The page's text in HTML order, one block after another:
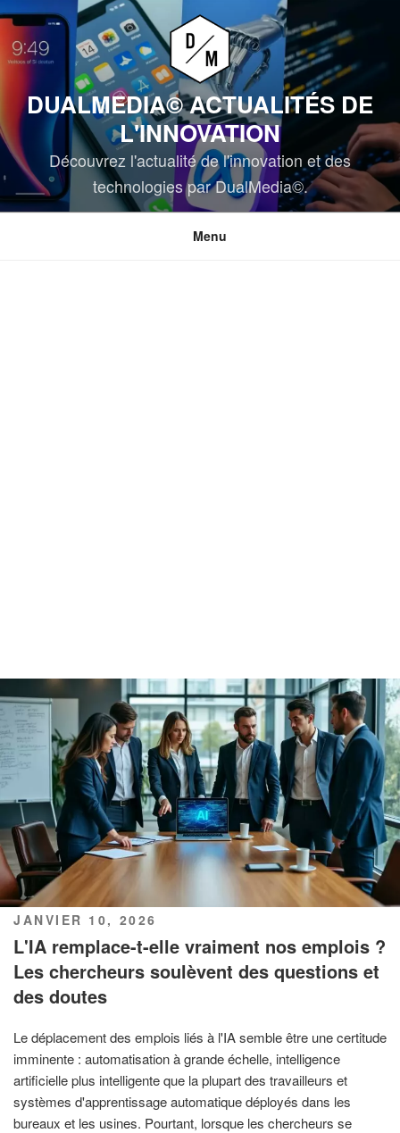
Aller
au
contenu
DUALMEDIA© ACTUALITÉS DE
L'INNOVATION
Découvrez l'actualité de l'innovation et des
technologies par DualMedia©.
Menu
PUBLIÉ
LE
JANVIER 10, 2026
L'IA remplace-t-elle vraiment nos emplois ?
Les chercheurs soulèvent des questions et
des doutes
Le déplacement des emplois liés à l'IA semble être une certitude
imminente : automatisation à grande échelle, intelligence
artificielle plus intelligente que la plupart des travailleurs et
systèmes d'apprentissage automatique déployés dans les
bureaux et les usines. Pourtant, lorsque les chercheurs se